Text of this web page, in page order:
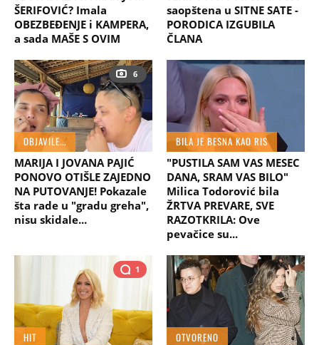
ŠERIFOVIĆ? Imala
OBEZBEĐENJE i KAMPERA,
a sada MAŠE S OVIM
saopštena u SITNE SATE -
PORODICA IZGUBILA
ČLANA
6
OBJAVILE...
MARIJA I JOVANA PAJIĆ
PONOVO OTIŠLE ZAJEDNO
NA PUTOVANJE! Pokazale
šta rade u "gradu greha",
nisu skidale...
BILA JE BESNA KAO RIS
"PUSTILA SAM VAS MESEC
DANA, SRAM VAS BILO"
Milica Todorović bila
ŽRTVA PREVARE, SVE
RAZOTKRILA: Ove
pevačice su...
1
HIT
OTVORENO